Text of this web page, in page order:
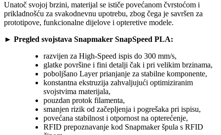
Unatoč svojoj brzini, materijal se ističe povećanom čvrstoćom i
prikladnošću za svakodnevnu upotrebu, zbog čega je savršen za
prototipove, funkcionalne dijelove i opteretive modele.
► Pregled svojstava Snapmaker SnapSpeed PLA:
razvijen za High-Speed ispis do 300 mm/s,
glatke površine i fini detalji čak i pri velikim brzinama,
poboljšano Layer prianjanje za stabilne komponente,
konstantna ekstruzija zahvaljujući optimiziranim
svojstvima materijala,
pouzdan protok filamenta,
smanjen rizik od začepljenja i pogrešaka pri ispisu,
povećana stabilnost i otpornost na opterećenje,
RFID prepoznavanje kod Snapmaker špula s RFID